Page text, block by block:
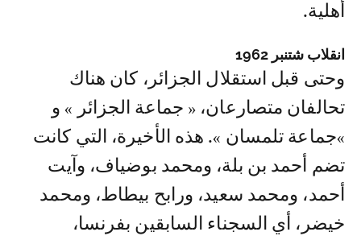
أهلية.
انقلاب شتنبر 1962
وحتى قبل استقلال الجزائر، كان هناك
تحالفان متصارعان، « جماعة الجزائر » و
»جماعة تلمسان ». هذه الأخيرة، التي كانت
تضم أحمد بن بلة، ومحمد بوضياف، وآيت
أحمد، ومحمد سعيد، ورابح بيطاط، ومحمد
خيضر، أي السجناء السابقين بفرنسا،